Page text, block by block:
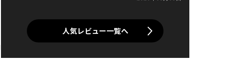
人気レビュー一覧へ